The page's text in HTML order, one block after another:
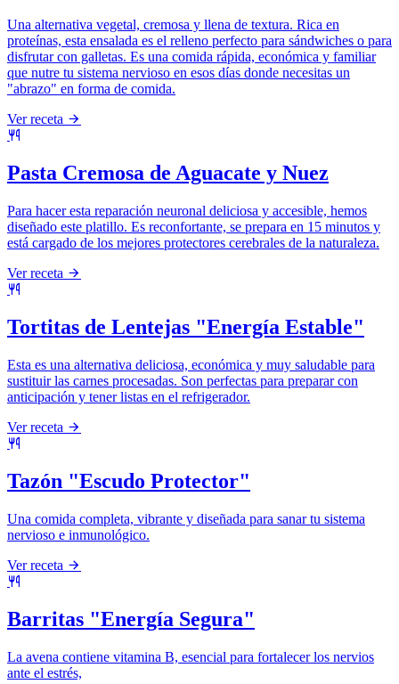
Una alternativa vegetal, cremosa y llena de textura. Rica en
proteínas, esta ensalada es el relleno perfecto para sándwiches o para
disfrutar con galletas. Es una comida rápida, económica y familiar
que nutre tu sistema nervioso en esos días donde necesitas un
"abrazo" en forma de comida.
Ver receta
Pasta Cremosa de Aguacate y Nuez
Para hacer esta reparación neuronal deliciosa y accesible, hemos
diseñado este platillo. Es reconfortante, se prepara en 15 minutos y
está cargado de los mejores protectores cerebrales de la naturaleza.
Ver receta
Tortitas de Lentejas "Energía Estable"
Esta es una alternativa deliciosa, económica y muy saludable para
sustituir las carnes procesadas. Son perfectas para preparar con
anticipación y tener listas en el refrigerador.
Ver receta
Tazón "Escudo Protector"
Una comida completa, vibrante y diseñada para sanar tu sistema
nervioso e inmunológico.
Ver receta
Barritas "Energía Segura"
La avena contiene vitamina B, esencial para fortalecer los nervios
ante el estrés,